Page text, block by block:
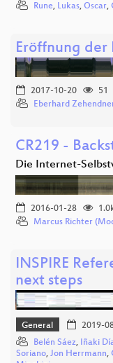
Rune, Lukas, Oscar,
Eröffnung der
2017-10-20
51
Eberhard
CR219 -
Die Internet-
2016-01-28
Marcus Richter
INSPIRE
next steps
General 2019-
Belén Sáez, Iñaki
Soriano, Jon Herrmann,